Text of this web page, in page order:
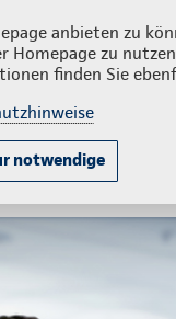
anbieten zu
Homepage zu
finden Sie
notwendige
Versicherungsservice